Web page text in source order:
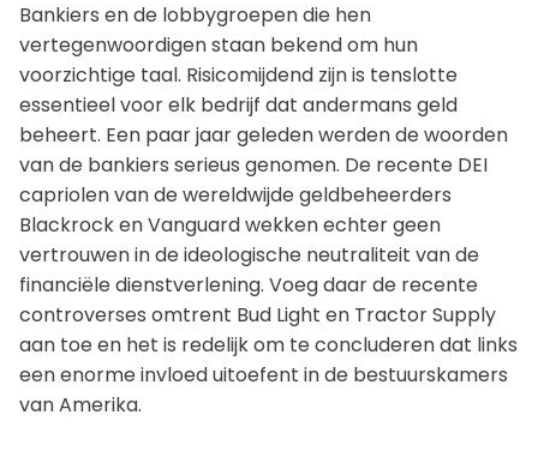
Bankiers en de lobbygroepen die hen
vertegenwoordigen staan bekend om hun
voorzichtige taal. Risicomijdend zijn is tenslotte
essentieel voor elk bedrijf dat andermans geld
beheert. Een paar jaar geleden werden de woorden
van de bankiers serieus genomen. De recente DEI
capriolen van de wereldwijde geldbeheerders
Blackrock en Vanguard wekken echter geen
vertrouwen in de ideologische neutraliteit van de
financiële dienstverlening. Voeg daar de recente
controverses omtrent Bud Light en Tractor Supply
aan toe en het is redelijk om te concluderen dat links
een enorme invloed uitoefent in de bestuurskamers
van Amerika.